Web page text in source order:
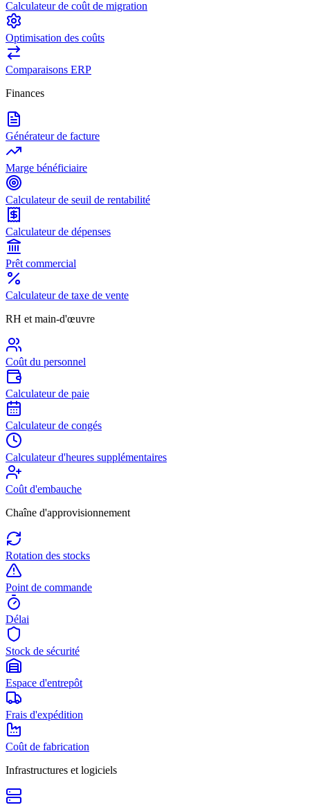
Calculateur de coût de migration
Optimisation des coûts
Comparaisons ERP
Finances
Générateur de facture
Marge bénéficiaire
Calculateur de seuil de rentabilité
Calculateur de dépenses
Prêt commercial
Calculateur de taxe de vente
RH et main-d'œuvre
Coût du personnel
Calculateur de paie
Calculateur de congés
Calculateur d'heures supplémentaires
Coût d'embauche
Chaîne d'approvisionnement
Rotation des stocks
Point de commande
Délai
Stock de sécurité
Espace d'entrepôt
Frais d'expédition
Coût de fabrication
Infrastructures et logiciels